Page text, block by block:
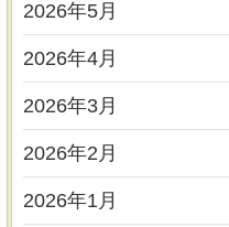
2026年5月
2026年4月
2026年3月
2026年2月
2026年1月